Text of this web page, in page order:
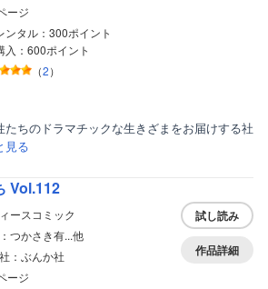
ージ
ンタル：300ポイント
入：600ポイント
（2）
ちのドラマチックな生きざまをお届けする社
見る
Vol.112
ースコミック
つかさき有...他
：ぶんか社
ージ
試し読み
作品詳細